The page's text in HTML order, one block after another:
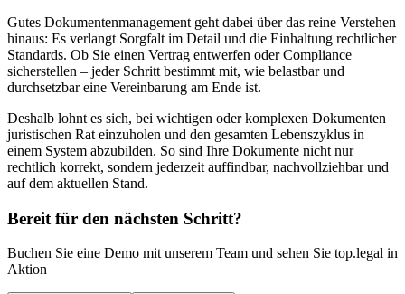
Gutes Dokumentenmanagement geht dabei über das reine Verstehen
hinaus: Es verlangt Sorgfalt im Detail und die Einhaltung rechtlicher
Standards. Ob Sie einen Vertrag entwerfen oder Compliance
sicherstellen – jeder Schritt bestimmt mit, wie belastbar und
durchsetzbar eine Vereinbarung am Ende ist.
Deshalb lohnt es sich, bei wichtigen oder komplexen Dokumenten
juristischen Rat einzuholen und den gesamten Lebenszyklus in
einem System abzubilden. So sind Ihre Dokumente nicht nur
rechtlich korrekt, sondern jederzeit auffindbar, nachvollziehbar und
auf dem aktuellen Stand.
Bereit für den nächsten Schritt?
Buchen Sie eine Demo mit unserem Team und sehen Sie top.legal in
Aktion